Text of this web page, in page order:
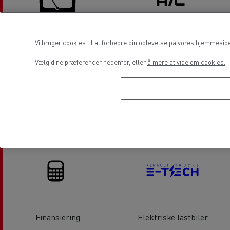
Reparation af rude Aircondition
Finansiering Elektriske lastbiler
Vi bruger cookies til at forbedre din oplevelse på vores
Vælg dine præferencer nedenfor, eller å mere at vide om cookies.